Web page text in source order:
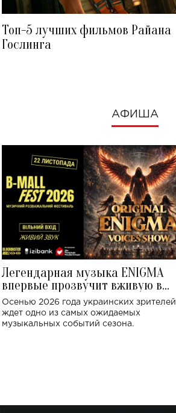
Топ-5 лучших фильмов Райана
Гослинга
АФИША
Легендарная музыка ENIGMA
впервые прозвучит вживую в
Украине: где состоится концерт
Осенью 2026 года украинских зрителей
ждет одно из самых ожидаемых
музыкальных событий сезона.